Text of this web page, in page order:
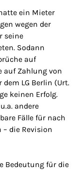
ein Mieter
wegen der
seine
Sodann
auf
auf Zahlung von
LG Berlin (Urt.
keinen Erfolg.
andere
Fälle für nach
die Revision
Bedeutung für die